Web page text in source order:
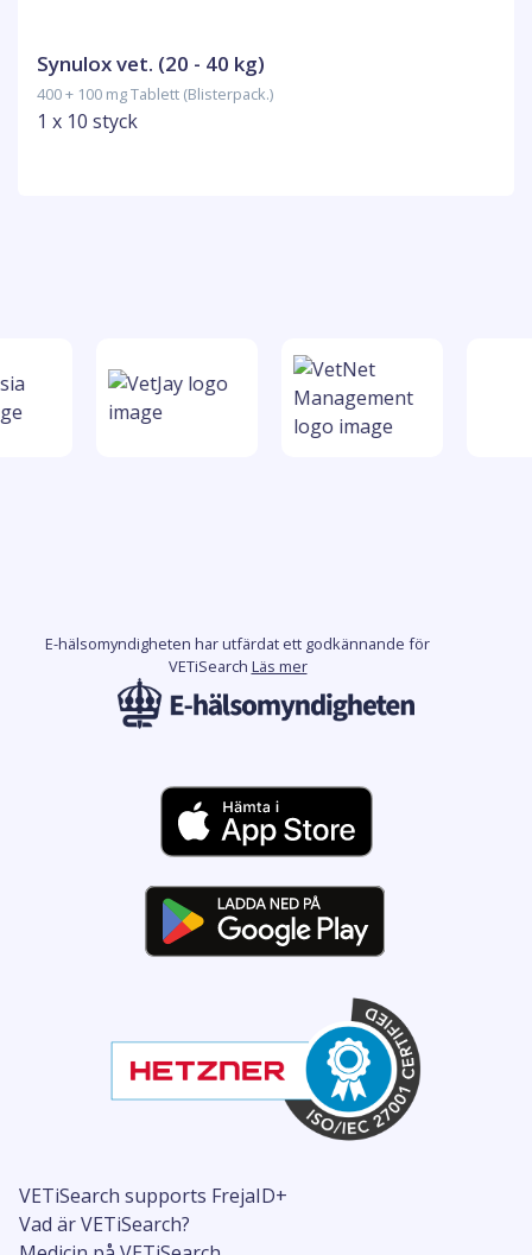
Synulox vet. (20 - 40 kg)
400 + 100 mg Tablett (Blisterpack.)
1 x 10 styck
VETiSearch supports FrejaID+
Vad är VETiSearch?
E-hälsomyndigheten har utfärdat ett godkännande för
VETiSearch Läs mer